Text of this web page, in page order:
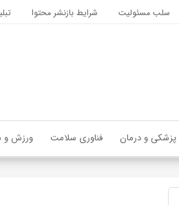
سلب مسئولیت شرایط بازنشر محتوا
پزشکی و درمان فناوری سلامت ورزش و